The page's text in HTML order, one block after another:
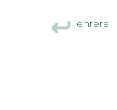
enrere